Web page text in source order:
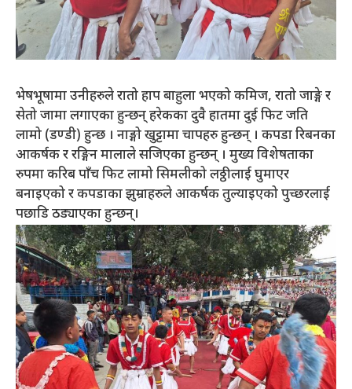
भेषभूषामा उनीहरुले रातो हाप बाहुला भएको कमिज, रातो जाङ्गे र
सेतो जामा लगाएका हुन्छन् हरेकका दुवै हातमा दुई फिट जति
लामो (डण्डी) हुन्छ । नाङ्गो खुट्टामा चापहरु हुन्छन् । कपडा रिबनका
आकर्षक र रङ्गिन मालाले सजिएका हुन्छन् । मुख्य विशेषताका
रुपमा करिब पाँच फिट लामो सिमलीको लठ्ठीलाई घुमाएर
बनाइएको र कपडाका झुम्राहरुले आकर्षक तुल्याइएको पुच्छरलाई
पछाडि ठड्याएका हुन्छन्।